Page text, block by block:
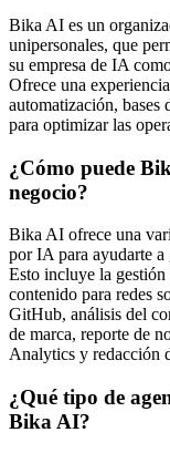
Bika AI es un
unipersonales, que
su empresa de IA
Ofrece una
automatización, bases
para optimizar las
¿Cómo puede
negocio?
Bika AI ofrece una
por IA para ayudarte a
Esto incluye la gestión
contenido para redes
GitHub, análisis del
de marca, reporte de
Analytics y redacción
¿Qué tipo de
Bika AI?